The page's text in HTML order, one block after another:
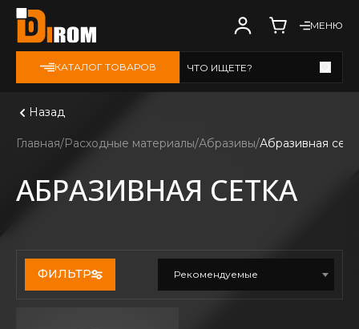
МЕНЮ
КАТАЛОГ ТОВАРОВ ЧТО ИЩЕТЕ?
Назад
Главная Расходные материалы Абразивы Абразивная
АБРАЗИВНАЯ СЕТКА
ФИЛЬТР Рекомендуемые